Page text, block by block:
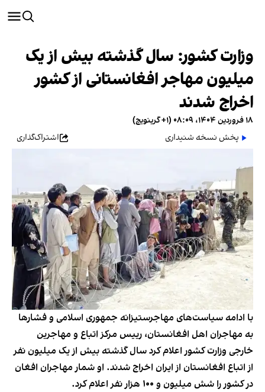
وزارت کشور: سال گذشته بیش از یک
میلیون مهاجر افغانستانی از کشور
اخراج شدند
۱۸ فروردین ۱۴۰۴، ۰۸:۰۹ (‎+۱ گرینویچ)
پخش نسخه شنیداری
اشتراک‌گذاری
با ادامه سیاست‌های مهاجرستیزانه جمهوری اسلامی و فشارها
به مهاجران اهل افغانستان، رییس مرکز اتباع و مهاجرین
خارجی وزارت کشور اعلام کرد سال گذشته بیش از یک میلیون نفر
از اتباع افغانستان از ایران اخراج شدند. او شمار مهاجران افغان
در کشور را شش میلیون و ۱۰۰ هزار نفر اعلام کرد.